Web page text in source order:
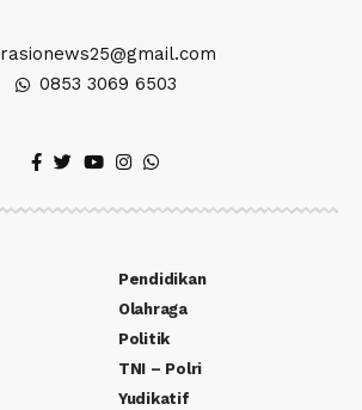
rasionews25@gmail.com
0853 3069 6503
Pendidikan
Olahraga
Politik
TNI – Polri
Yudikatif